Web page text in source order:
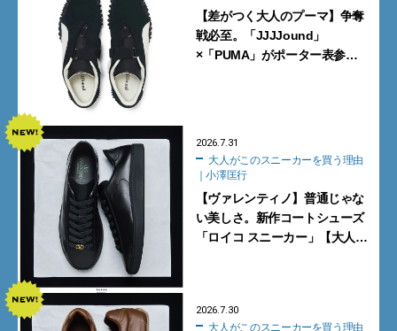
【差がつく大人のプーマ】争奪
戦必至。「JJJJound」
×「PUMA」がポーター表参道
2026.7.31
｜小澤匡行
【ヴァレンティノ】普通じゃな
い美しさ。新作コートシューズ
「ロイコ スニーカー」【大人が
2026.7.30